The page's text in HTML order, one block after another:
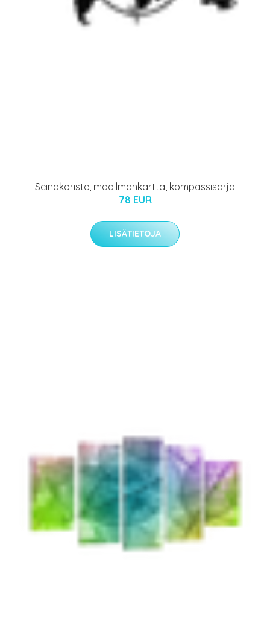
Seinäkoriste, maailmankartta, kompassisarja
78 EUR
LISÄTIETOJA